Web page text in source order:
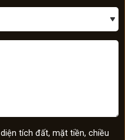
tích đất, mặt tiền, chiều